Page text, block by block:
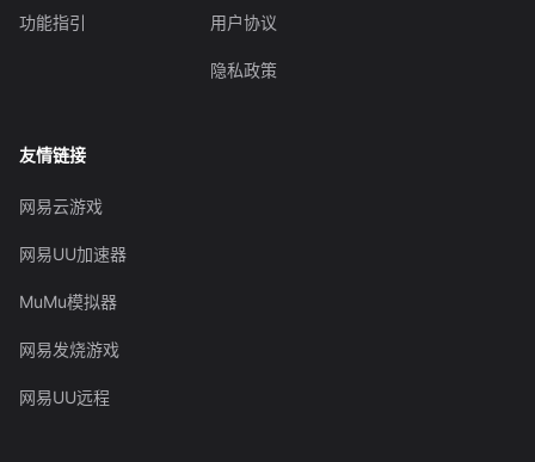
功能指引 用户协议
隐私政策
友情链接
网易云游戏
网易UU加速器
MuMu模拟器
网易发烧游戏
网易UU远程